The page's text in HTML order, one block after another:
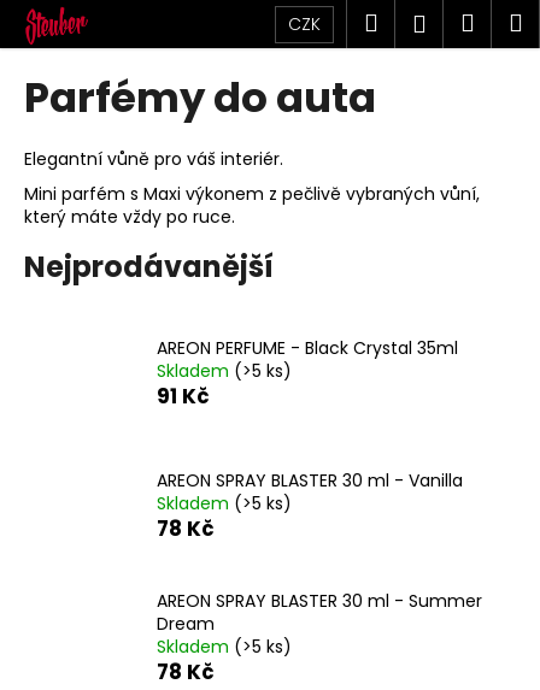
Přejít
obsah
CZK Hledat
Parfémy do auta
Elegantní vůně pro váš interiér.
Mini parfém s Maxi výkonem z pečlivě vybraných vůní,
který máte vždy po ruce.
Nejprodávanější
AREON PERFUME - Black Crystal 35ml
Skladem (>5 ks)
91 Kč
AREON SPRAY BLASTER 30 ml - Vanilla
Skladem (>5 ks)
78 Kč
AREON SPRAY BLASTER 30 ml - Summer
Dream
Skladem (>5 ks)
78 Kč
o
o
p
o
t
ř